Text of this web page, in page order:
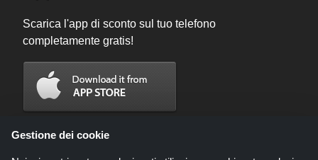
Scarica l'app di sconto sul tuo telefono
completamente gratis!
Gestione dei cookie